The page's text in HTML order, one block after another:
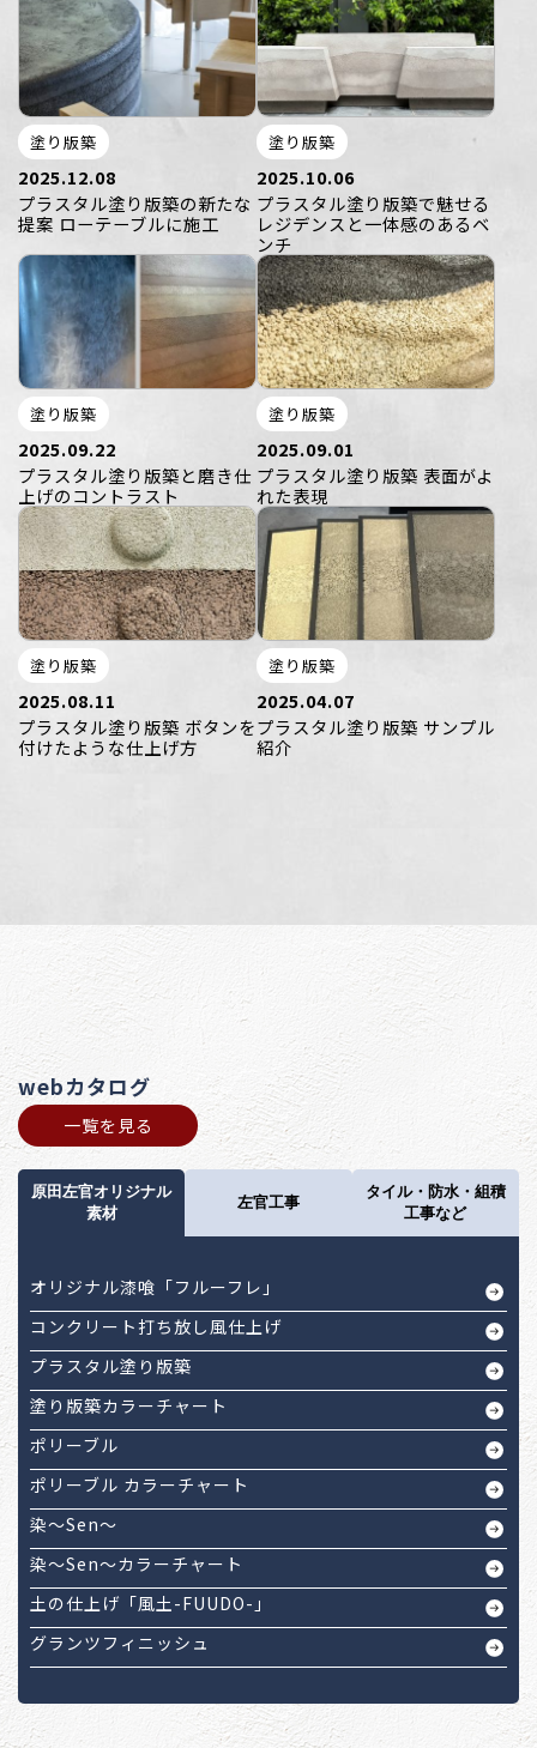
塗り版築
2025.12.08
プラスタル塗り版築の新たな
提案 ローテーブルに施工
塗り版築
2025.10.06
プラスタル塗り版築で魅せる
レジデンスと一体感のあるベ
ンチ
塗り版築
2025.09.22
プラスタル塗り版築と磨き仕
上げのコントラスト
塗り版築
2025.09.01
プラスタル塗り版築 表面がよ
れた表現
塗り版築
2025.08.11
プラスタル塗り版築 ボタンを
付けたような仕上げ方
塗り版築
2025.04.07
プラスタル塗り版築 サンプル
紹介
webカタログ
一覧を見る
原田左官オリジナル
素材
左官工事
タイル・防水・組積
工事など
オリジナル漆喰「フルーフレ」
コンクリート打ち放し風仕上げ
プラスタル塗り版築
塗り版築カラーチャート
ポリーブル
ポリーブル カラーチャート
染～Sen～
染～Sen～カラーチャート
土の仕上げ「風土-FUUDO-」
グランツフィニッシュ